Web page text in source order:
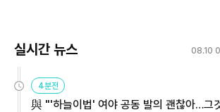
실시간 뉴스 08.10
4분전
與 "'하늘이법' 여야 공동 발의 괜찮아…그